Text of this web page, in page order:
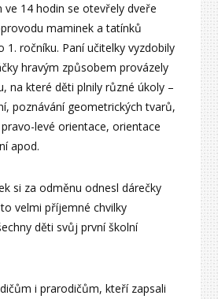
ve 14 hodin se otevřely dveře
maminek a tatínků
1. ročníku. Paní učitelky vyzdobily
hravým způsobem provázely
na které děti plnily různé úkoly –
poznávání geometrických tvarů,
levé orientace, orientace
apod.
si za odměnu odnesl dárečky
velmi příjemné chvilky
děti svůj první školní
i prarodičům, kteří zapsali